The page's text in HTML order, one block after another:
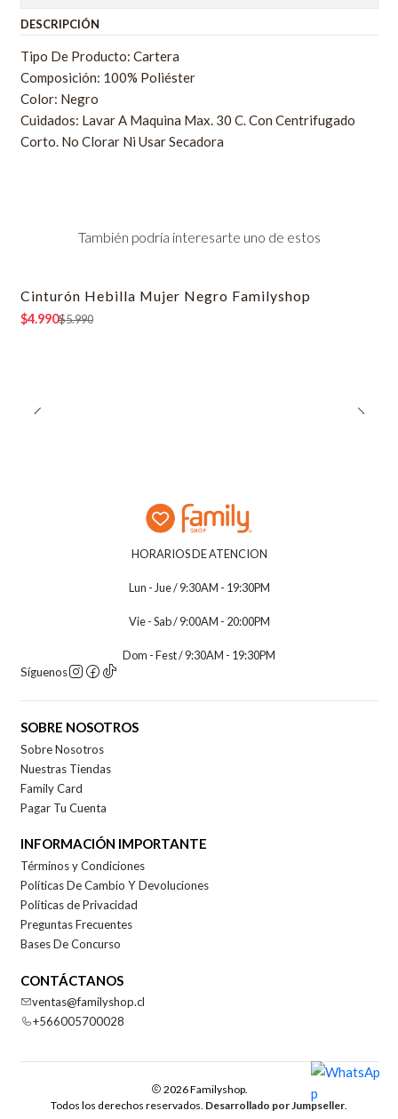
DESCRIPCIÓN
Tipo De Producto: Cartera
Composición: 100% Poliéster
Color: Negro
Cuidados: Lavar A Maquina Max. 30 C. Con Centrifugado
Corto. No Clorar Ni Usar Secadora
También podría interesarte uno de estos
-17% OFF
Cinturón Hebilla Mujer Negro Familyshop
$4.990$5.990
HORARIOS DE ATENCION
Lun - Jue / 9:30AM - 19:30PM
Vie - Sab / 9:00AM - 20:00PM
Dom - Fest / 9:30AM - 19:30PM
Síguenos
SOBRE NOSOTROS
Sobre Nosotros
Nuestras Tiendas
Family Card
Pagar Tu Cuenta
INFORMACIÓN IMPORTANTE
Términos y Condiciones
Políticas De Cambio Y Devoluciones
Políticas de Privacidad
Preguntas Frecuentes
Bases De Concurso
CONTÁCTANOS
ventas@familyshop.cl
+566005700028
2026 Familyshop.
Todos los derechos reservados. Desarrollado por Jumpseller.